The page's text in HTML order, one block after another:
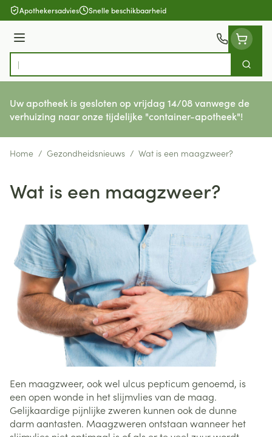
Ga naar de inhoud
Apothekersadvies Snelle beschikbaarheid
Menu
Product, merk, categorie...
Zoek
Uw apotheek is gesloten op vrijdag 14/08 vanwege de
verhuizing naar onze tijdelijke "container-apotheek"!
Home / Gezondheidsnieuws / Wat is een maagzweer?
Wat is een maagzweer?
Een maagzweer, ook wel ulcus pepticum genoemd, is
een open wonde in het slijmvlies van de maag.
Gelijkaardige pijnlijke zweren kunnen ook de dunne
darm aantasten. Maagzweren ontstaan wanneer het